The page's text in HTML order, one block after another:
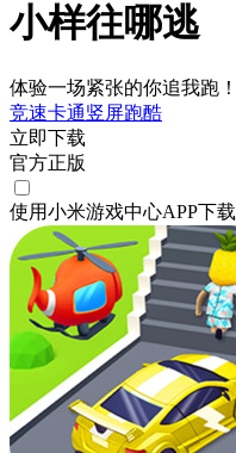
小样往哪逃
体验一场紧张的你追我跑！
竞速卡通竖屏跑酷
立即下载
官方正版
使用小米游戏中心APP下载